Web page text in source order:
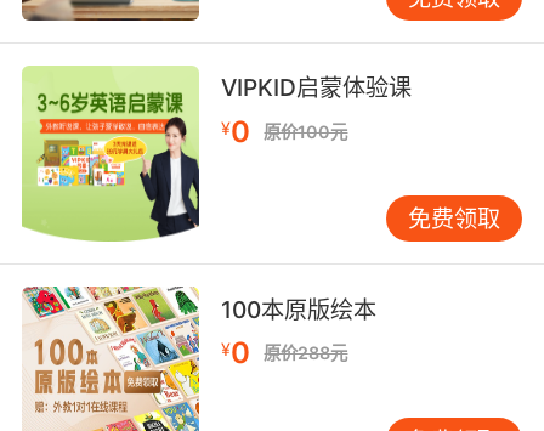
和触摸书；5-8岁可开始接触简单的分级读物；8
岁以上则可尝试桥梁书和初阶章节书。但年龄仅
为参考，最重要的是观察孩子的实际反应与兴趣
所在。 创造沉浸式的阅读环境 阅读环境对孩子的
体验影响深远。我们未必需要专门布置一间书
房，但可以做一些简单调整： 设立一个固定的阅
读角落，放置舒适的垫子或抱枕。这个空间应相
对安静，避免电视、手机等干扰。将书籍放在孩
子易于取阅的位置，封面朝外摆放，更能吸引他
们主动选择。 阅读时间也宜相对固定。睡前15-
20分钟常是不错的选择，此时孩子较为放松，易
进入故事世界。但也不必过于刻板，若孩子某天
兴致盎然，随时都可以开始。 互动式阅读的五个
层次 许多家长误以为亲子共读就是自己读、孩子
VIPKID启蒙体验课
¥0 原价100元
免费领取
100本原版绘本
¥0 原价288元